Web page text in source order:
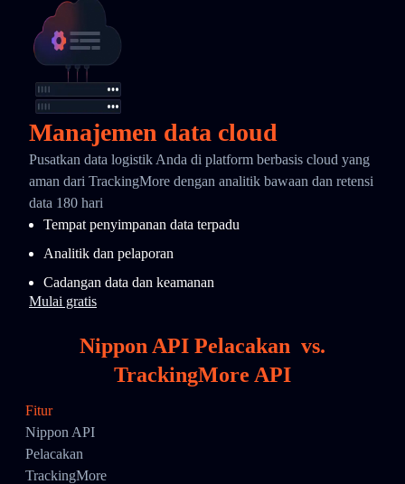
Manajemen data cloud
Pusatkan data logistik Anda di platform berbasis cloud yang
aman dari TrackingMore dengan analitik bawaan dan retensi
data 180 hari
Tempat penyimpanan data terpadu
Analitik dan pelaporan
Cadangan data dan keamanan
Mulai gratis
Nippon API Pelacakan vs.
TrackingMore API
Fitur
Nippon API
Pelacakan
TrackingMore